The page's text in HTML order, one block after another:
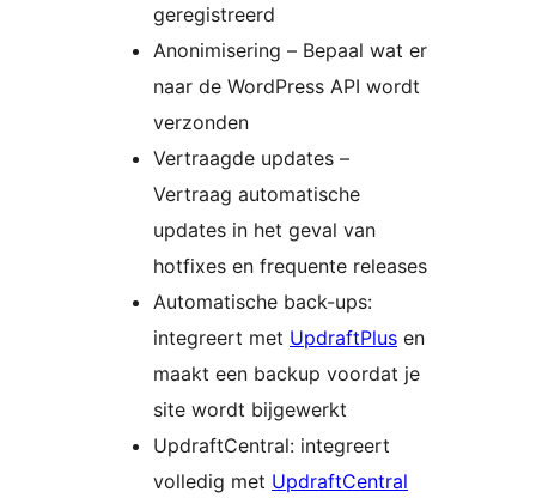
geregistreerd
Anonimisering – Bepaal wat er
naar de WordPress API wordt
verzonden
Vertraagde updates –
Vertraag automatische
updates in het geval van
hotfixes en frequente releases
Automatische back-ups:
integreert met UpdraftPlus en
maakt een backup voordat je
site wordt bijgewerkt
UpdraftCentral: integreert
volledig met UpdraftCentral